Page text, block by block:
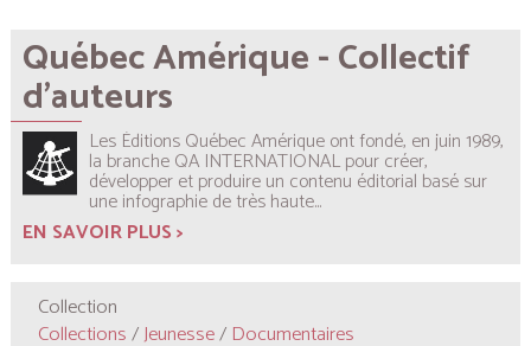
Québec Amérique - Collectif
d'auteurs
Les Éditions Québec Amérique ont fondé, en juin 1989,
la branche QA INTERNATIONAL pour créer,
développer et produire un contenu éditorial basé sur
une infographie de très haute...
EN SAVOIR PLUS >
Collection
Collections/Jeunesse/ Documentaires